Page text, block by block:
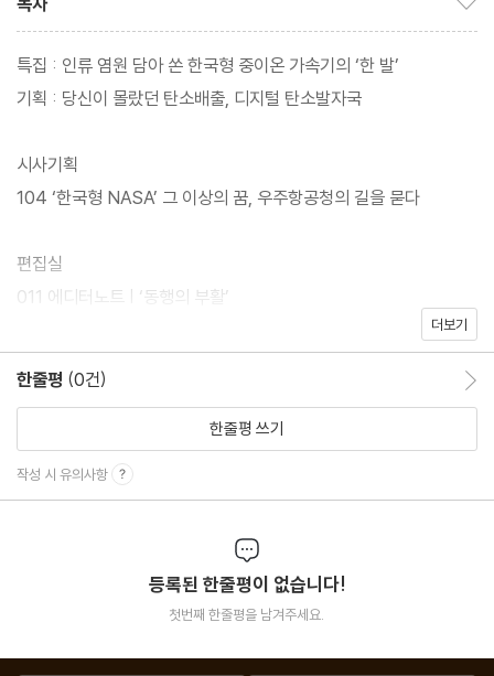
특집 : 인류 염원 담아 쏜 한국형 중이온 가속기의 ‘한 발’
기획 : 당신이 몰랐던 탄소배출, 디지털 탄소발자국
시사기획
104 ‘한국형 NASA’ 그 이상의 꿈, 우주항공청의 길을 묻다
편집실
011 에디터노트 | ‘동행의 부활’
156 편집후기
뉴스&인터뷰 : 따끈따끈한최신뉴스
014 과학뉴스 | 충돌과 붕괴로 그려진 화성의 곰돌이
056 빨라진 물 순환, 더 극한 기후를 부른다
112 물속 생활 즐긴 공룡 최초 발견!
138 ‘우리 할머니들이 깨어날 때’ 서애라 작가 인터뷰
154 네 안에 Hip한 뉴런을 깨워 사이언스디톡S
더보기
한줄평 (0건)
한줄평 쓰기
작성 시 유의사항
등록된 한줄평이 없습니다!
첫번째 한줄평을 남겨주세요.